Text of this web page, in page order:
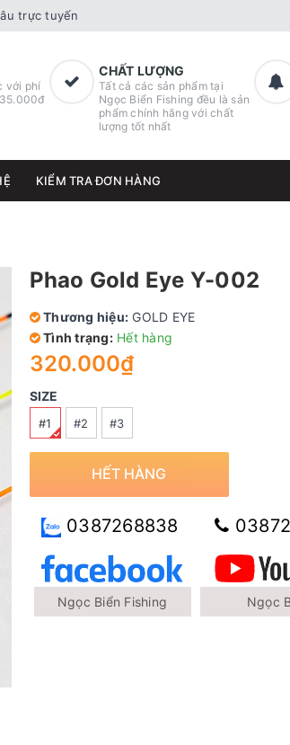
trực tuyến
với phí
CHẤT LƯỢNG
Tất cả các sản phẩm tại
Ngọc Biển Fishing đều là sản
phẩm chính hãng với chất
lượng tốt nhất
KIỂM TRA ĐƠN HÀNG
Phao Gold Eye Y-002
Thương hiệu: GOLD EYE
Tình trạng: Hết hàng
320.000₫
SIZE
#1 #2 #3
HẾT HÀNG
0387268838
Ngọc Biển Fishing Ngọc